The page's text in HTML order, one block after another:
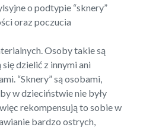
o podtypie “sknery”
oraz poczucia
Osoby takie są
dzielić z innymi ani
“Sknery” są osobami,
w dzieciństwie nie były
rekompensują to sobie w
bardzo ostrych,